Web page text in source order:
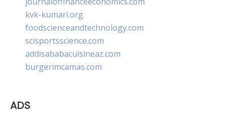
kvk-kumari.org
foodscienceandtechnology.com
scisportsscience.com
addisababacuisineaz.com
burgerimcamas.com
ADS